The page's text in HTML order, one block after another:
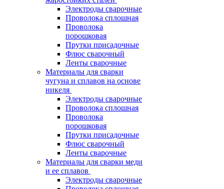
Электроды сварочные
Проволока сплошная
Проволока
порошковая
Прутки присадочные
Флюс сварочный
Ленты сварочные
Материалы для сварки
чугуна и сплавов на основе
никеля
Электроды сварочные
Проволока сплошная
Проволока
порошковая
Прутки присадочные
Флюс сварочный
Ленты сварочные
Материалы для сварки меди
и ее сплавов
Электроды сварочные